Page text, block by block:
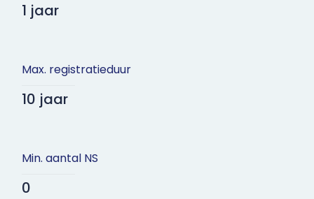
1 jaar
Max. registratieduur
10 jaar
Min. aantal NS
0